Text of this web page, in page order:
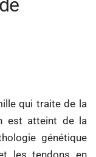
qui traite de la
est atteint de la
génétique